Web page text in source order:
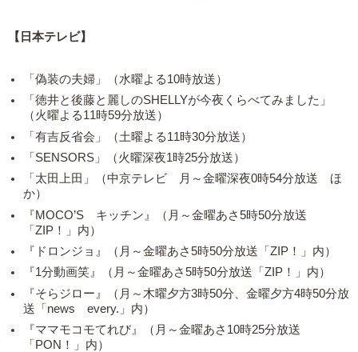
【日本テレビ】
「偽装の夫婦」（水曜よる10時放送）
「徳井と後藤と麗しのSHELLYが今夜くらべてみました」
（火曜よる11時59分放送）
「有吉反省会」（土曜よる11時30分放送）
「SENSORS」（火曜深夜1時25分放送）
「太田上田」（中京テレビ 月～金曜深夜0時54分放送 ほ
か）
『MOCO’S キッチン』（月～金曜あさ5時50分放送
「ZIP！」内）
『ドロンジョ』（月～金曜あさ5時50分放送「ZIP！」内）
『1分動画笑』（月～金曜あさ5時50分放送「ZIP！」内）
『そらジロー』（月～木曜夕方3時50分、金曜夕方4時50分放
送「news every.」内）
『ママモコモてれび』（月～金曜あさ10時25分放送
「PON！」内）